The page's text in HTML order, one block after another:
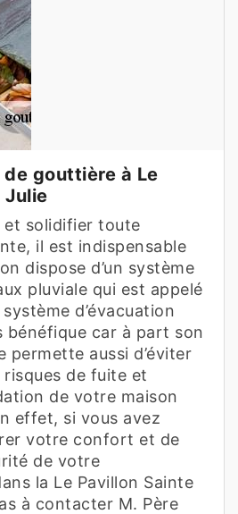
gouttière à Le
Julie
et solidifier toute
il est indispensable
dispose d’un système
pluviale qui est appelé
d’évacuation
bénéfique car à part son
permette aussi d’éviter
de fuite et
de votre maison
effet, si vous avez
votre confort et de
de votre
la Le Pavillon Sainte
à contacter M. Père